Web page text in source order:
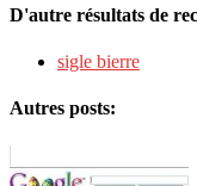
D'autre résultats de
sigle bierre
Autres posts: